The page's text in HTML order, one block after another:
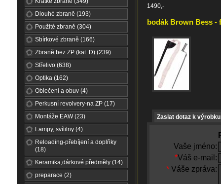
Dlouhé zbraně (193)
Použité zbraně (304)
Sbírkové zbraně (166)
Zbraně bez ZP (kat. D) (239)
Střelivo (638)
Optika (162)
Oblečení a obuv (4)
Perkusní revolvery-na ZP (17)
Montáže EAW (23)
Lampy, svítilny (4)
Reloading-přebíjení a doplňky
(18)
Keramika,dárkové předměty (14)
preparace (2)
1490,-
bodák Brown Bess -
Zaslat dotaz k výrobku
Vaše jméno:
*Váš e-mail:
* Váše zpráva: